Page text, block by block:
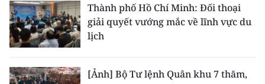
Thành phố Hồ Chí Minh: Đối thoại
giải quyết vướng mắc về lĩnh vực du
lịch
[Ảnh] Bộ Tư lệnh Quân khu 7 thăm,